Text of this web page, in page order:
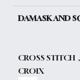
DAMASK AND
CROSS
CROIX